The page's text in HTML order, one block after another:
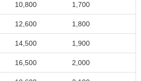
10,800 1,700
12,600 1,800
14,500 1,900
16,500 2,000